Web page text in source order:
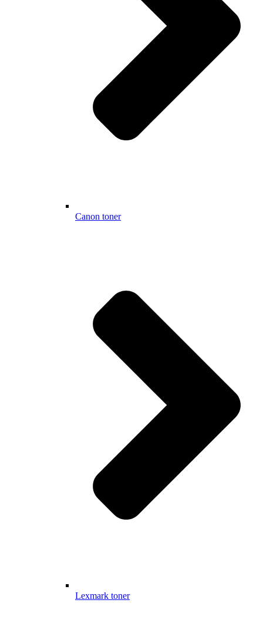
Canon toner
Lexmark toner